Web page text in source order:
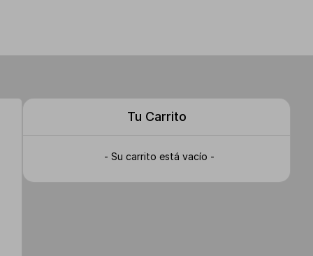
Tu Carrito
- Su carrito está vacío -